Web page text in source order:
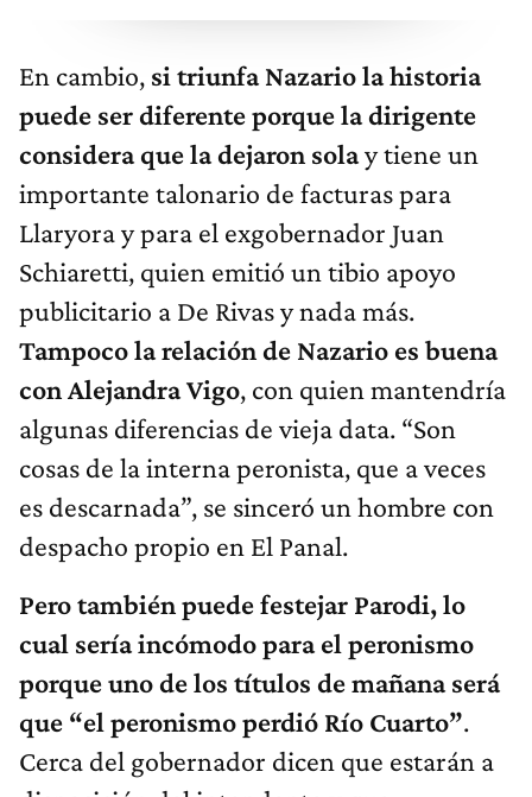
En cambio, si triunfa Nazario la historia
puede ser diferente porque la dirigente
considera que la dejaron solay tiene un
importante talonario de facturas para
Llaryora y para el exgobernador Juan
Schiaretti, quien emitió un tibio apoyo
publicitario a De Rivas y nada más.
Tampoco la relación de Nazario es buena
con Alejandra Vigo, con quien mantendría
algunas diferencias de vieja data. “Son
cosas de la interna peronista, que a veces
es descarnada”, se sinceró un hombre con
despacho propio en El Panal.
Pero también puede festejar Parodi, lo
cual sería incómodo para el peronismo
porque uno de los títulos de mañana será
que “el peronismo perdió Río Cuarto”.
Cerca del gobernador dicen que estarán a